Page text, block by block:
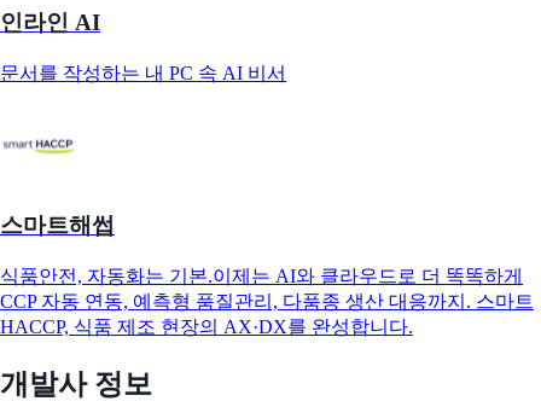
인라인 AI
문서를 작성하는 내 PC 속 AI 비서
스마트해썹
식품안전, 자동화는 기본.이제는 AI와 클라우드로 더 똑똑하게
CCP 자동 연동, 예측형 품질관리, 다품종 생산 대응까지. 스마트
HACCP, 식품 제조 현장의 AX·DX를 완성합니다.
개발사 정보